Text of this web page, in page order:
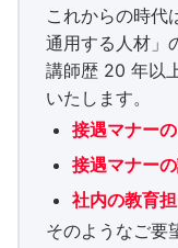
これからの時代
通用する人材」
講師歴 20 年以
いたします。
接遇マナー
接遇マナー
社内の教育
そのようなご要